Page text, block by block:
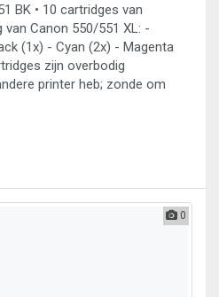
BK • 10 cartridges van
Canon 550/551 XL: -
(1x) - Cyan (2x) - Magenta
zijn overbodig
printer heb; zonde om
0